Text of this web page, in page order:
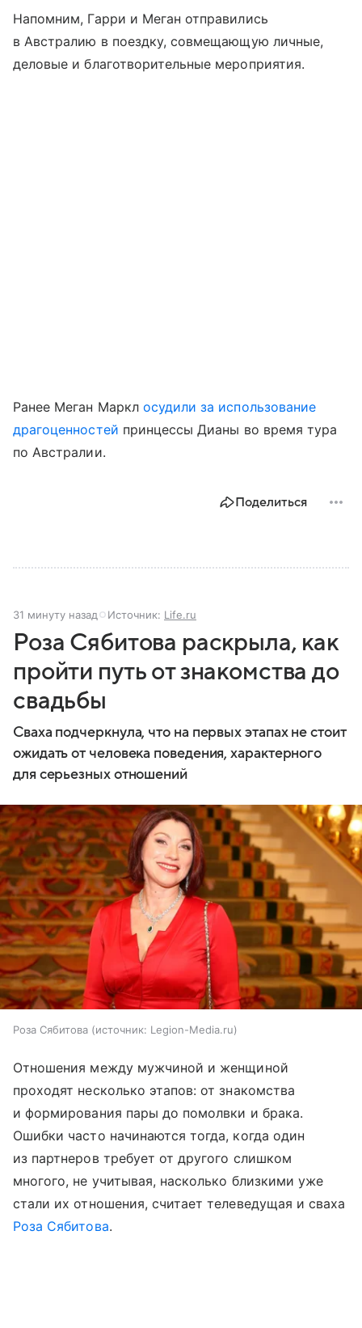
Напомним, Гарри и Меган отправились
в Австралию в поездку, совмещающую личные,
деловые и благотворительные мероприятия.
Ранее Меган Маркл осудили за использование
драгоценностей принцессы Дианы во время тура
по Австралии.
Поделиться
31 минуту назад Источник: Life.ru
Роза Сябитова раскрыла, как
пройти путь от знакомства до
свадьбы
Сваха подчеркнула, что на первых этапах не стоит
ожидать от человека поведения, характерного
для серьезных отношений
Роза Сябитова источник: Legion-Media.ru
Отношения между мужчиной и женщиной
проходят несколько этапов: от знакомства
и формирования пары до помолвки и брака.
Ошибки часто начинаются тогда, когда один
из партнеров требует от другого слишком
многого, не учитывая, насколько близкими уже
стали их отношения, считает телеведущая и сваха
Роза Сябитова.